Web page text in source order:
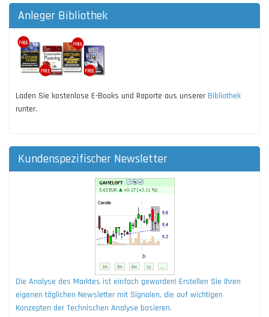
Anleger Bibliothek
Laden Sie kostenlose E-Books und Raporte aus unserer Bibliothek
runter.
Kundenspezifischer Newsletter
Die Analyse des Marktes ist einfach geworden! Erstellen Sie Ihren
eigenen täglichen Newsletter mit Signalen, die auf wichtigen
Konzepten der Technischen Analyse basieren.